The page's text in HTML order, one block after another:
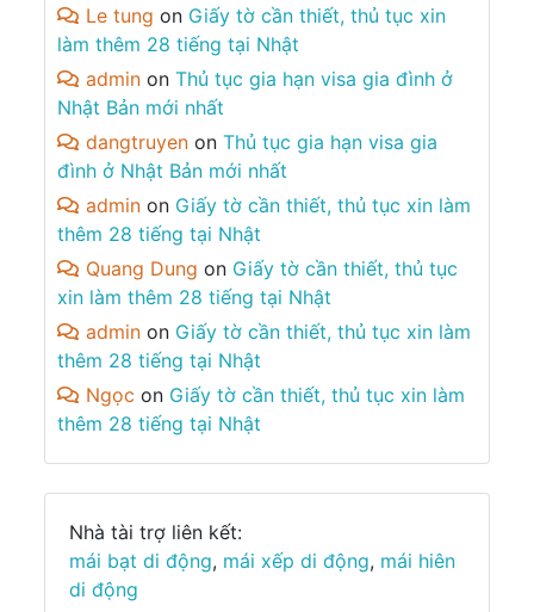
Le tung on Giấy tờ cần thiết, thủ tục xin
làm thêm 28 tiếng tại Nhật
admin onThủ tục gia hạn visa gia đình ở
Nhật Bản mới nhất
dangtruyen onThủ tục gia hạn visa gia
đình ở Nhật Bản mới nhất
admin on Giấy tờ cần thiết, thủ tục xin làm
thêm 28 tiếng tại Nhật
Quang Dung on Giấy tờ cần thiết, thủ tục
xin làm thêm 28 tiếng tại Nhật
admin on Giấy tờ cần thiết, thủ tục xin làm
thêm 28 tiếng tại Nhật
Ngọc on Giấy tờ cần thiết, thủ tục xin làm
thêm 28 tiếng tại Nhật
Nhà tài trợ liên kết:
mái bạt di động, mái xếp di động, mái hiên
di động